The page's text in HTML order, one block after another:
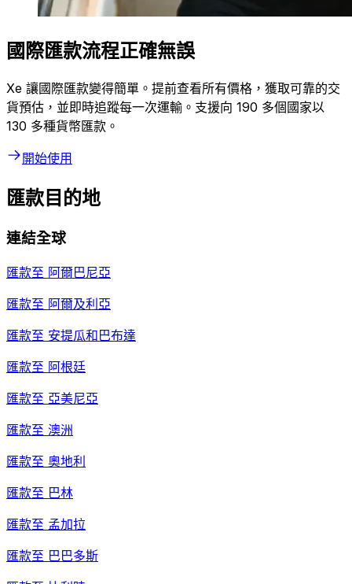
國際匯款流程正確無誤
Xe 讓國際匯款變得簡單。提前查看所有價格，獲取可靠的交
貨預估，並即時追蹤每一次運輸。支援向 190 多個國家以
130 多種貨幣匯款。
開始使用
匯款目的地
連結全球
匯款至 阿爾巴尼亞
匯款至 阿爾及利亞
匯款至 安提瓜和巴布達
匯款至 阿根廷
匯款至 亞美尼亞
匯款至 澳洲
匯款至 奧地利
匯款至 巴林
匯款至 孟加拉
匯款至 巴巴多斯